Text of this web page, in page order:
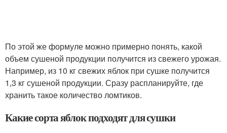
По этой же формуле можно примерно понять, какой
объем сушеной продукции получится из свежего урожая.
Например, из 10 кг свежих яблок при сушке получится
1,3 кг сушеной продукции. Сразу распланируйте, где
хранить такое количество ломтиков.
Какие сорта яблок подходят для сушки